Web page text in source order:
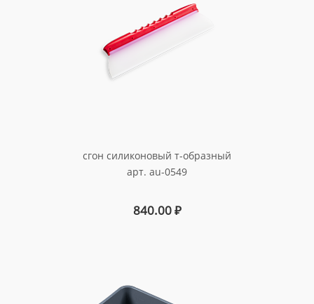
сгон силиконовый т-образный
арт. au-0549
840.00₽